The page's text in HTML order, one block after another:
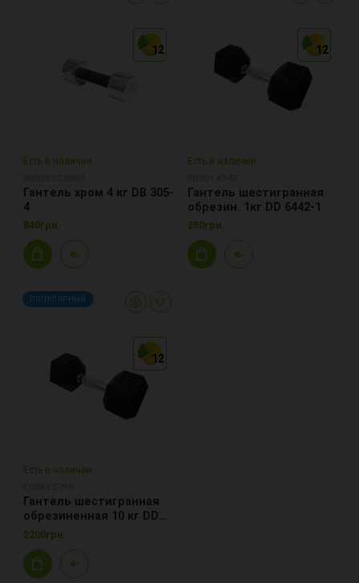
12
12
12
Есть в наличии
Гантель хром 4 кг DB 305-
4
840грн.
12
12
12
Есть в наличии
Гантель шестигранная
обрезин. 1кг DD 6442-1
250грн.
12
12
12
ПОПУЛЯРНЫЙ
Есть в наличии
Гантель шестигранная
обрезиненная 10 кг DD
6442-10
2200грн.